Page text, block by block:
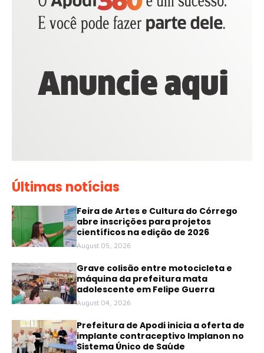
Últimas notícias
Feira de Artes e Cultura do Córrego
abre inscrições para projetos
científicos na edição de 2026
August 05, 2026
Grave colisão entre motocicleta e
máquina da prefeitura mata
adolescente em Felipe Guerra
August 04, 2026
Prefeitura de Apodi inicia a oferta de
implante contraceptivo Implanon no
Sistema Único de Saúde